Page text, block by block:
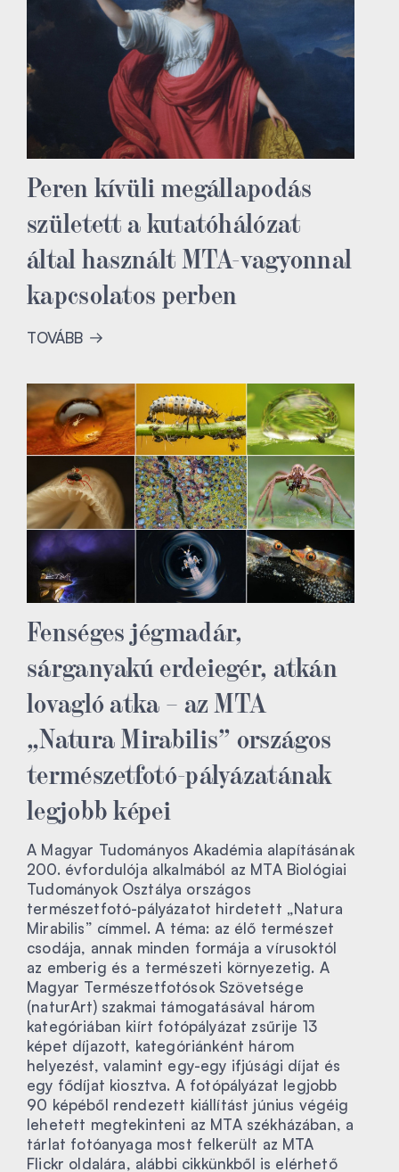
Peren kívüli megállapodás
született a kutatóhálózat
által használt MTA-vagyonnal
kapcsolatos perben
TOVÁBB
Fenséges jégmadár,
sárganyakú erdeiegér, atkán
lovagló atka – az MTA
„Natura Mirabilis” országos
természetfotó-pályázatának
legjobb képei
A Magyar Tudományos Akadémia alapításának
200. évfordulója alkalmából az MTA Biológiai
Tudományok Osztálya országos
természetfotó-pályázatot hirdetett „Natura
Mirabilis” címmel. A téma: az élő természet
csodája, annak minden formája a vírusoktól
az emberig és a természeti környezetig. A
Magyar Természetfotósok Szövetsége
(naturArt) szakmai támogatásával három
kategóriában kiírt fotópályázat zsűrije 13
képet díjazott, kategóriánként három
helyezést, valamint egy-egy ifjúsági díjat és
egy fődíjat kiosztva. A fotópályázat legjobb
90 képéből rendezett kiállítást június végéig
lehetett megtekinteni az MTA székházában, a
tárlat fotóanyaga most felkerült az MTA
Flickr oldalára, alábbi cikkünkből is elérhető